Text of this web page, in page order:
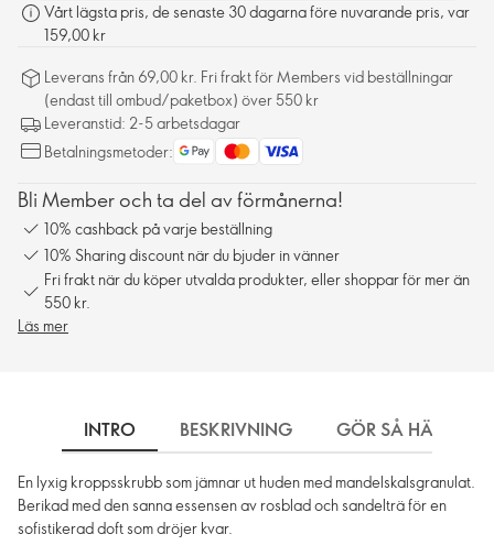
Vårt lägsta pris, de senaste 30 dagarna före nuvarande pris, var
159,00 kr
Leverans från 69,00 kr. Fri frakt för Members vid beställningar
(endast till ombud/paketbox) över 550 kr
Leveranstid: 2-5 arbetsdagar
Betalningsmetoder:
Bli Member och ta del av förmånerna!
10% cashback på varje beställning
10% Sharing discount när du bjuder in vänner
Fri frakt när du köper utvalda produkter, eller shoppar för mer än
550 kr.
Läs mer
INTRO BESKRIVNING GÖR SÅ HÄR
En lyxig kroppsskrubb som jämnar ut huden med mandelskalsgranulat.
Berikad med den sanna essensen av rosblad och sandelträ för en
sofistikerad doft som dröjer kvar.